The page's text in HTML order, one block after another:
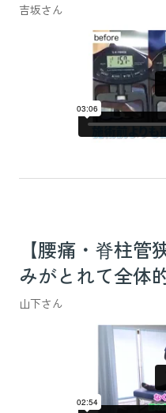
吉坂さん
【腰痛・脊柱
みがとれて全体
山下さん